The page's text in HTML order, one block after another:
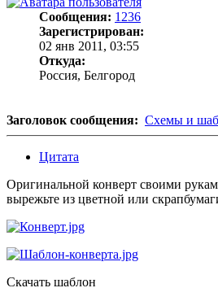
Сообщения: 1236
Зарегистрирован:
02 янв 2011, 03:55
Откуда:
Россия, Белгород
Заголовок сообщения: Схемы и
Цитата
Оригинальной конверт своими
вырежьте из цветной или
Скачать шаблон